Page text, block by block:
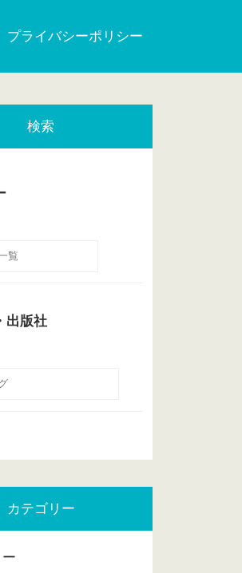
プライバシーポリシー
検索
出版社
カテゴリー